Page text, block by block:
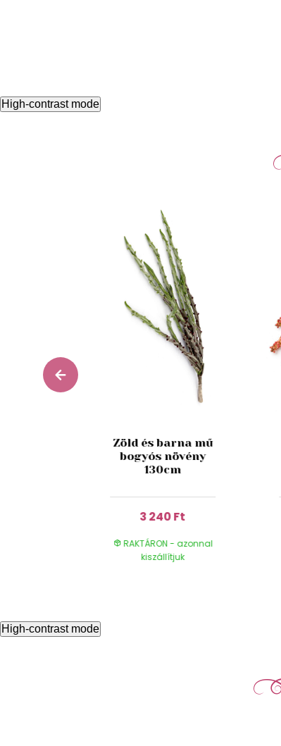
High-contrast mode
Zöld és barna mű
bogyós növény
130cm
3 240 Ft
RAKTÁRON - azonnal
kiszállítjuk
High-contrast mode